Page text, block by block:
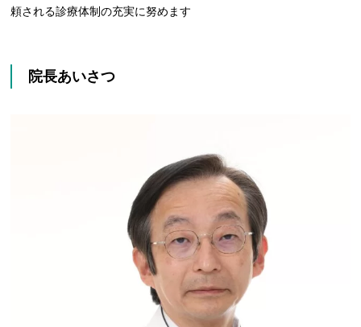
頼される診療体制の充実に努めます
院長あいさつ